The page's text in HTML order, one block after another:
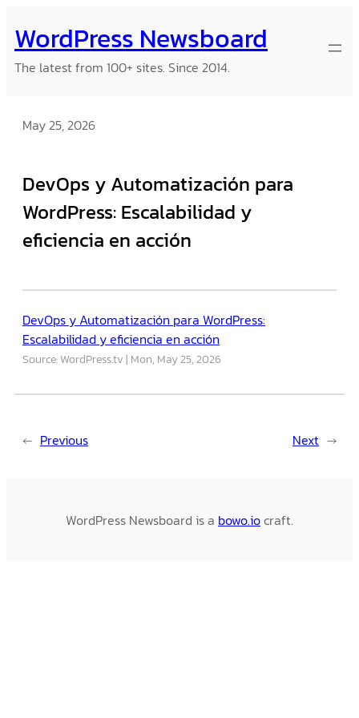
to
content
WordPress Newsboard
The latest from 100+ sites. Since 2014.
May 25, 2026
DevOps y Automatización para
WordPress: Escalabilidad y
eficiencia en acción
DevOps y Automatización para WordPress:
Escalabilidad y eficiencia en acción
Source: WordPress.tv Mon, May 25, 2026
← Previous Next →
WordPress Newsboard is a bowo.iocraft.